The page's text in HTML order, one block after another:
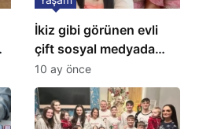
İkiz gibi görünen evli
çift sosyal medyada
gündem oldu
10 ay önce